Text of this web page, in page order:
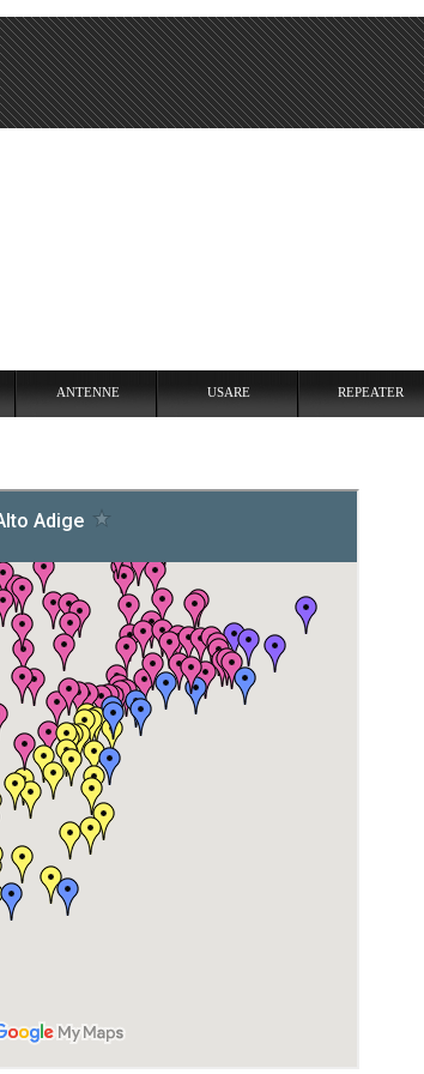
ANTENNE USARE REPEATER